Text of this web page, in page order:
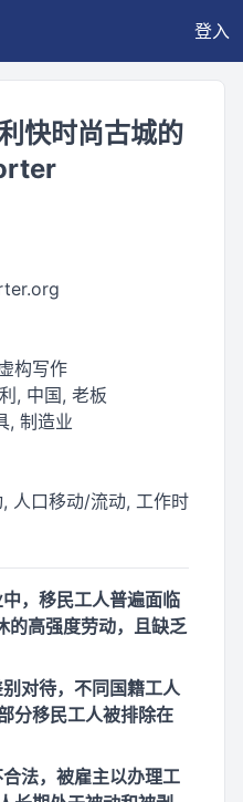
登入
快时尚古城的
构写作
, 中国, 老板
, 制造业
人口移动/流动, 工作时
，移民工人普遍面临
的高强度劳动，且缺乏
对待，不同国籍工人
分移民工人被排除在
法，被雇主以办理工